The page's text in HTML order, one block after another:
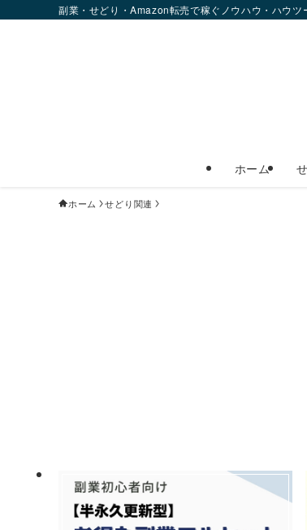
副業・せどり・Amazon転売で稼ぐノウハウ・ハウツ
ホーム
ホーム せどり関連